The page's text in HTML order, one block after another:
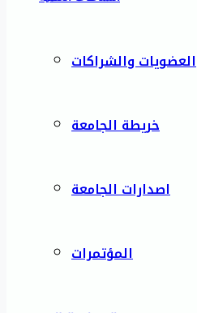
العضويات والشراكات
خريطة الجامعة
اصدارات الجامعة
المؤتمرات